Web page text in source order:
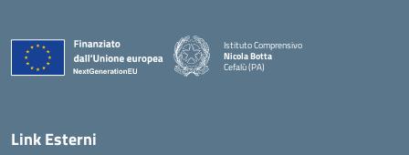
Istituto Comprensivo
Nicola Botta
Cefalù (PA)
Link Esterni